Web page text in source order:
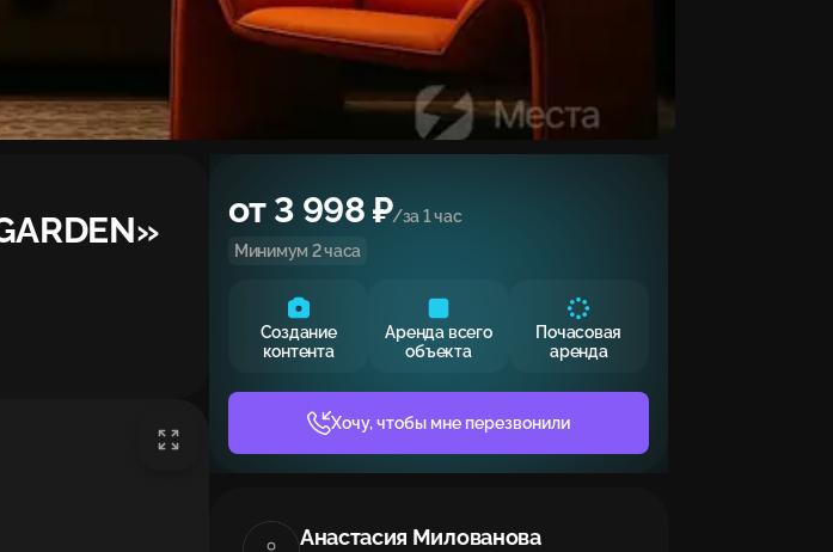
от 3 998 ₽/за 1 час
Минимум 2 часа
Создание
контента
Аренда всего
объекта
Почасовая
аренда
Хочу, чтобы мне перезвонили
Анастасия Милованова